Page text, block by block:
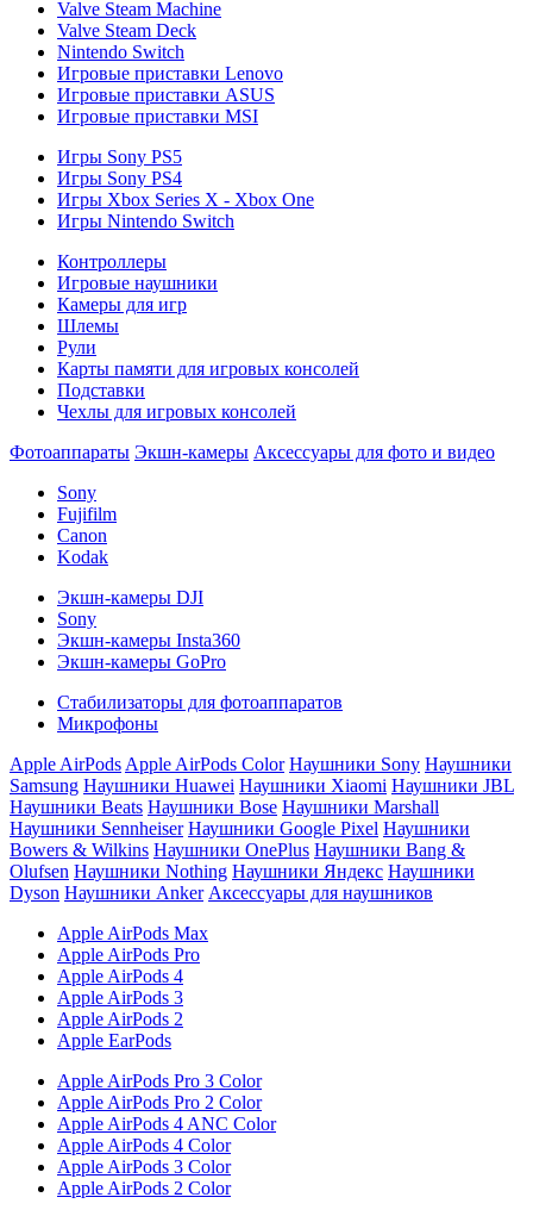
Valve Steam Machine
Valve Steam Deck
Nintendo Switch
Игровые приставки Lenovo
Игровые приставки ASUS
Игровые приставки MSI
Игры Sony PS5
Игры Sony PS4
Игры Xbox Series X - Xbox One
Игры Nintendo Switch
Контроллеры
Игровые наушники
Камеры для игр
Шлемы
Рули
Карты памяти для игровых консолей
Подставки
Чехлы для игровых консолей
Фотоаппараты Экшн-камеры Аксессуары для фото и видео
Sony
Fujifilm
Canon
Kodak
Экшн-камеры DJI
Sony
Экшн-камеры Insta360
Экшн-камеры GoPro
Стабилизаторы для фотоаппаратов
Микрофоны
Apple AirPods Apple AirPods Color Наушники Sony Наушники
Samsung Наушники Huawei Наушники Xiaomi Наушники JBL
Наушники Beats Наушники Bose Наушники Marshall
Наушники Sennheiser Наушники Google Pixel Наушники
Bowers & Wilkins Наушники OnePlus Наушники Bang &
Olufsen Наушники Nothing Наушники Яндекс Наушники
Dyson Наушники Anker Аксессуары для наушников
Apple AirPods Max
Apple AirPods Pro
Apple AirPods 4
Apple AirPods 3
Apple AirPods 2
Apple EarPods
Apple AirPods Pro 3 Color
Apple AirPods Pro 2 Color
Apple AirPods 4 ANC Color
Apple AirPods 4 Color
Apple AirPods 3 Color
Apple AirPods 2 Color